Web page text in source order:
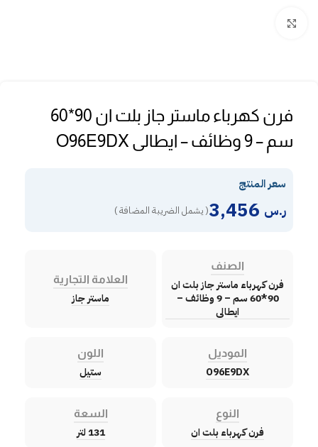
فرن كهرباء ماستر جاز بلت ان 90*60
سم – 9 وظائف – ايطالى O96E9DX
سعر المنتج
ر.س ( يشمل الضريبة المضافة )
الصنف
فرن كهرباء ماستر جاز بلت ان
90*60 سم – 9 وظائف –
ايطالى
العلامة التجارية
ماستر جاز
الموديل
O96E9DX
اللون
ستيل
النوع
فرن كهرباء بلت ان
السعة
131 لتر